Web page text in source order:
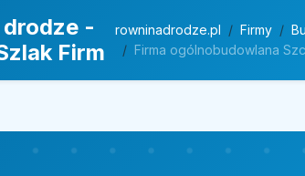
drodze -
Firm
rowninadrodze.pl Firmy
Firma ogólnobudowlana